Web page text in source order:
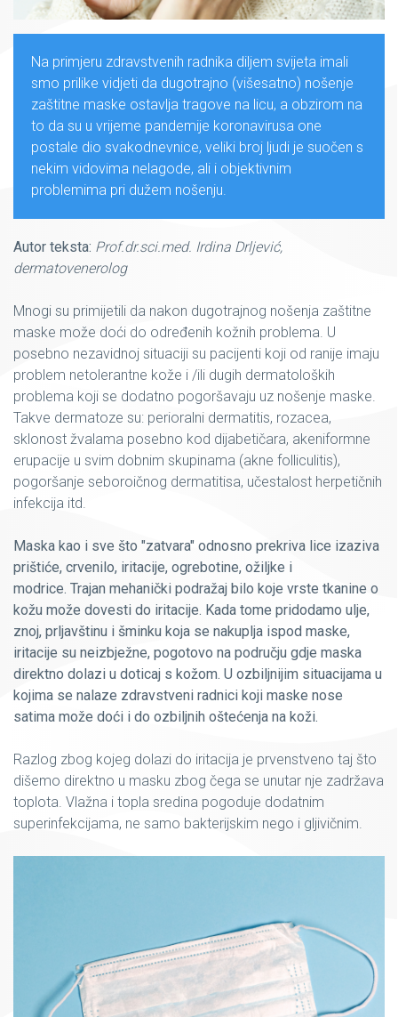
Na primjeru zdravstvenih radnika diljem svijeta imali
smo prilike vidjeti da dugotrajno (višesatno) nošenje
zaštitne maske ostavlja tragove na licu, a obzirom na
to da su u vrijeme pandemije koronavirusa one
postale dio svakodnevnice, veliki broj ljudi je suočen s
nekim vidovima nelagode, ali i objektivnim
problemima pri dužem nošenju.
Autor teksta: Prof.dr.sci.med. Irdina Drljević,
dermatovenerolog
Mnogi su primijetili da nakon dugotrajnog nošenja zaštitne
maske može doći do određenih kožnih problema. U
posebno nezavidnoj situaciji su pacijenti koji od ranije imaju
problem netolerantne kože i /ili dugih dermatoloških
problema koji se dodatno pogoršavaju uz nošenje maske.
Takve dermatoze su: perioralni dermatitis, rozacea,
sklonost žvalama posebno kod dijabetičara, akeniformne
erupacije u svim dobnim skupinama (akne folliculitis),
pogoršanje seboroičnog dermatitisa, učestalost herpetičnih
infekcija itd.
Maska kao i sve što "zatvara" odnosno prekriva lice izaziva
prištiće, crvenilo, iritacije, ogrebotine, ožiljke i
modrice. Trajan mehanički podražaj bilo koje vrste tkanine o
kožu može dovesti do iritacije. Kada tome pridodamo ulje,
znoj, prljavštinu i šminku koja se nakuplja ispod maske,
iritacije su neizbježne, pogotovo na području gdje maska
direktno dolazi u doticaj s kožom. U ozbiljnijim situacijama u
kojima se nalaze zdravstveni radnici koji maske nose
satima može doći i do ozbiljnih oštećenja na koži.
Razlog zbog kojeg dolazi do iritacija je prvenstveno taj što
dišemo direktno u masku zbog čega se unutar nje zadržava
toplota. Vlažna i topla sredina pogoduje dodatnim
superinfekcijama, ne samo bakterijskim nego i gljivičnim.